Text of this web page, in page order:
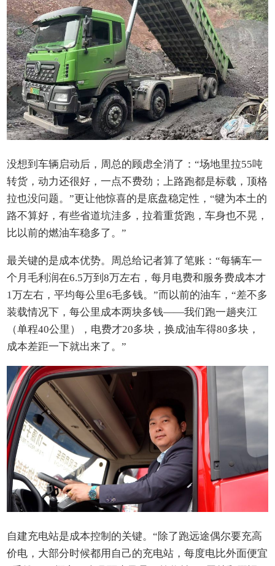
没想到车辆启动后，周总的顾虑全消了：“场地里拉55吨
转货，动力还很好，一点不费劲；上路跑都是标载，顶格
拉也没问题。”更让他惊喜的是底盘稳定性，“犍为本土的
路不算好，有些省道坑洼多，拉着重货跑，车身也不晃，
比以前的燃油车稳多了。”
最关键的是成本优势。周总给记者算了笔账：“每辆车一
个月毛利润在6.5万到8万左右，每月电费和服务费成本才
1万左右，平均每公里6毛多钱。”而以前的油车，“差不多
装载情况下，每公里成本两块多钱——我们跑一趟夹江
（单程40公里），电费才20多块，换成油车得80多块，
成本差距一下就出来了。”
自建充电站是成本控制的关键。“除了跑远途偶尔要充高
价电，大部分时候都用自己的充电站，每度电比外面便宜